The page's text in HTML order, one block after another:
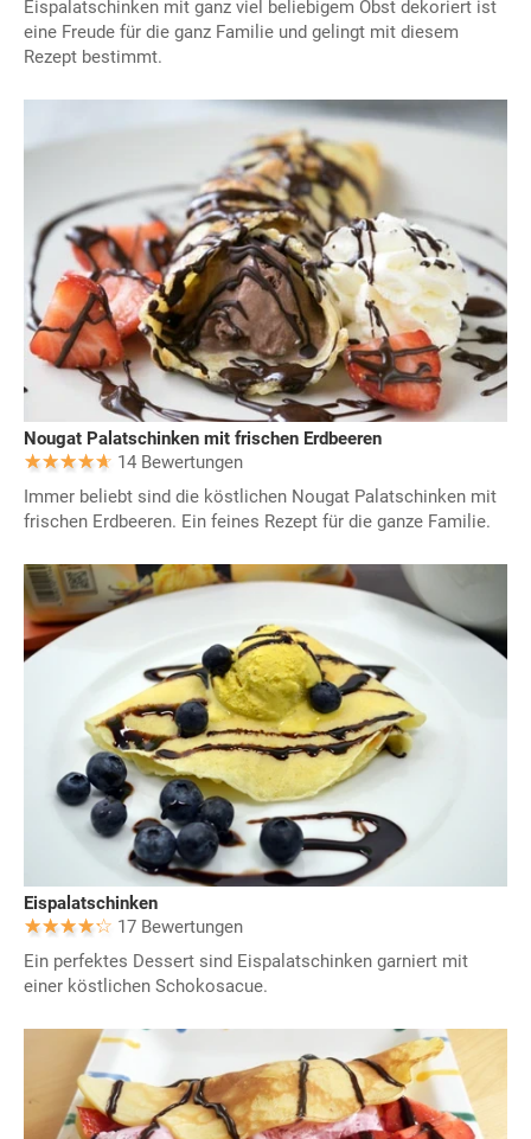
Eispalatschinken mit ganz viel beliebigem Obst dekoriert ist
eine Freude für die ganz Familie und gelingt mit diesem
Rezept bestimmt.
Nougat Palatschinken mit frischen Erdbeeren
14 Bewertungen
Immer beliebt sind die köstlichen Nougat Palatschinken mit
frischen Erdbeeren. Ein feines Rezept für die ganze Familie.
Eispalatschinken
17 Bewertungen
Ein perfektes Dessert sind Eispalatschinken garniert mit
einer köstlichen Schokosacue.